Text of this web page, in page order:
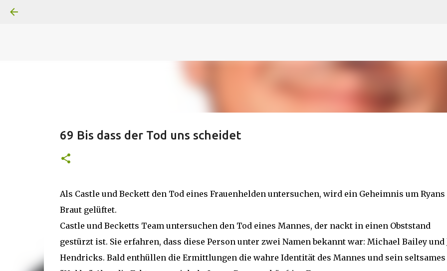
Superheldenserien
69 Bis dass der Tod uns scheidet
Als Castle und Beckett den Tod eines Frauenhelden untersuchen, wird ein Geheimnis um Ryans
Braut gelüftet.
Castle und Becketts Team untersuchen den Tod eines Mannes, der nackt in einen Obststand
gestürzt ist. Sie erfahren, dass diese Person unter zwei Namen bekannt war: Michael Bailey und
Hendricks. Bald enthüllen die Ermittlungen die wahre Identität des Mannes und sein seltsames